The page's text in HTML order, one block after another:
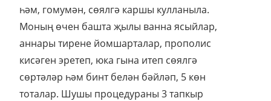
һәм, гомумән, сөялгә каршы кулланыла.
Моның өчен башта җылы ванна ясыйлар,
аннары тирене йомшарталар, прополис
кисәген эретеп, юка гына итеп сөялгә
сөртәләр һәм бинт белән бәйләп, 5 көн
тоталар. Шушы процедураны 3 тапкыр